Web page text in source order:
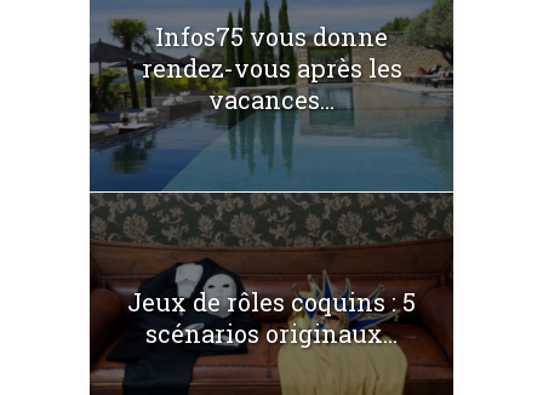
Infos75 vous donne
rendez-vous après les
vacances...
Jeux de rôles coquins : 5
scénarios originaux...